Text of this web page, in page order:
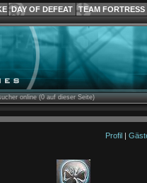
DAY OF DEFEAT TEAM FORTRESS
online (0 auf dieser Seite)
Profil|